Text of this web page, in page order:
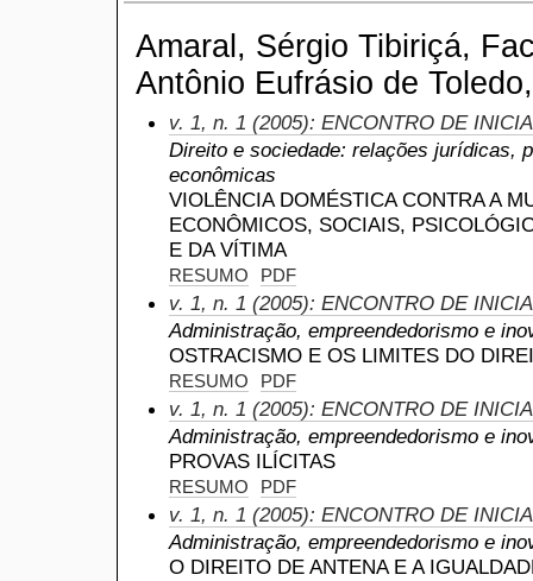
Amaral, Sérgio Tibiriçá,
Antônio Eufrásio de
v. 1, n. 1 (2005): ENCONTRO DE
Direito e sociedade: relações jurídicas,
econômicas
VIOLÊNCIA DOMÉSTICA CONTRA A
ECONÔMICOS, SOCIAIS,
E DA VÍTIMA
RESUMO PDF
v. 1, n. 1 (2005): ENCONTRO DE
Administração, empreendedorismo e
OSTRACISMO E OS LIMITES DO
RESUMO PDF
v. 1, n. 1 (2005): ENCONTRO DE
Administração, empreendedorismo e
PROVAS ILÍCITAS
RESUMO PDF
v. 1, n. 1 (2005): ENCONTRO DE
Administração, empreendedorismo e
O DIREITO DE ANTENA E A